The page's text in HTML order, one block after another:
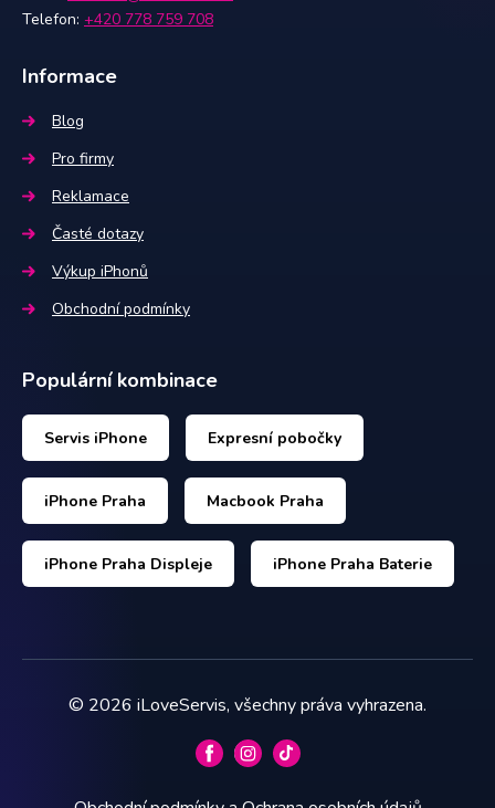
Telefon: +420 778 759 708
Informace
Blog
Pro firmy
Reklamace
Časté dotazy
Výkup iPhonů
Obchodní podmínky
Populární kombinace
Servis iPhone Expresní pobočky
iPhone Praha Macbook Praha
iPhone Praha Displeje iPhone Praha Baterie
© 2026 iLoveServis, všechny práva vyhrazena.